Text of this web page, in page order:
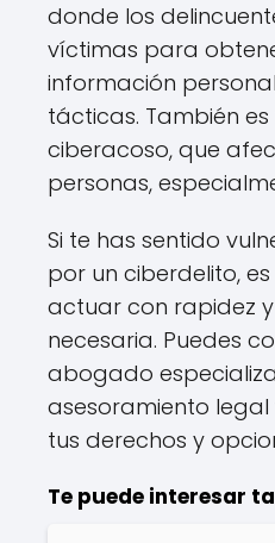
donde los
víctimas para
información
tácticas. También
ciberacoso, que
personas,
Si te has sentido
por un ciberdelito,
actuar con rapidez
necesaria. Puedes
abogado
asesoramiento
tus derechos y
Te puede interesar